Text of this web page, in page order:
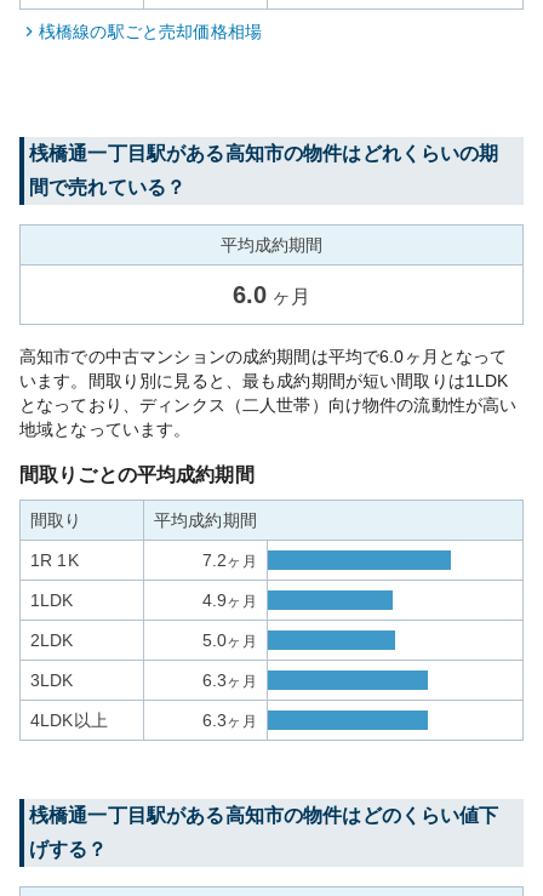
桟橋線の駅ごと売却価格相場
桟橋通一丁目駅がある高知市の物件はどれくらいの期
間で売れている？
平均成約期間
6.0 ヶ月
高知市での中古マンションの成約期間は平均で6.0ヶ月となって
います。間取り別に見ると、最も成約期間が短い間取りは1LDK
となっており、ディンクス（二人世帯）向け物件の流動性が高い
地域となっています。
間取りごとの平均成約期間
間取り 平均成約期間
1R 1K 7.2ヶ月
1LDK 4.9ヶ月
2LDK 5.0ヶ月
3LDK 6.3ヶ月
4LDK以上 6.3ヶ月
桟橋通一丁目駅がある高知市の物件はどのくらい値下
げする？